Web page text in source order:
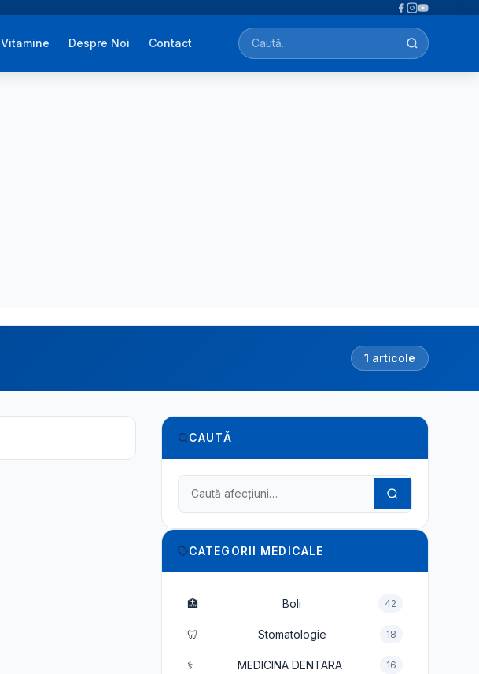
Vitamine Despre Noi Contact
Caută afecțiuni, tratamente, simptome…
1 articole
CAUTĂ
Caută în dicționarul medical
CATEGORII MEDICALE
🏥 Boli 42
🦷 Stomatologie 18
⚕️ MEDICINA DENTARA 16